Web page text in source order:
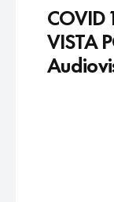
COVID
VISTA